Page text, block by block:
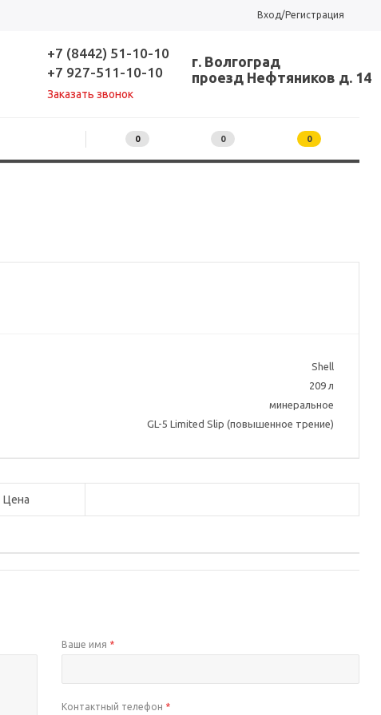
Вход/Регистрация
+7 (8442) 51-10-10
+7 927-511-10-10
Заказать звонок
г. Волгоград
проезд Нефтяников д. 14
0 0 0
Shell
209 л
минеральное
GL-5 Limited Slip (повышенное трение)
Цена
Ваше имя *
Контактный телефон *